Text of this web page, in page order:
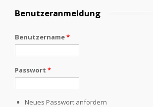
Benutzeranmeldung
Benutzername*
Passwort *
Neues Passwort anfordern